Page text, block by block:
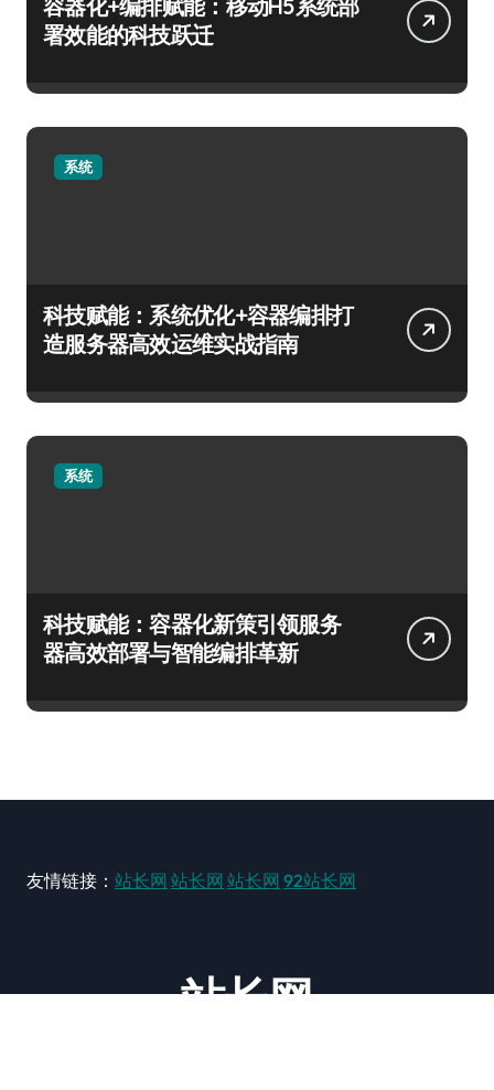
容器化+编排赋能：移动H5系统部
署效能的科技跃迁
系统
科技赋能：系统优化+容器编排打
造服务器高效运维实战指南
系统
科技赋能：容器化新策引领服务
器高效部署与智能编排革新
友情链接： 站长网 站长网 站长网 92站长网
站长网